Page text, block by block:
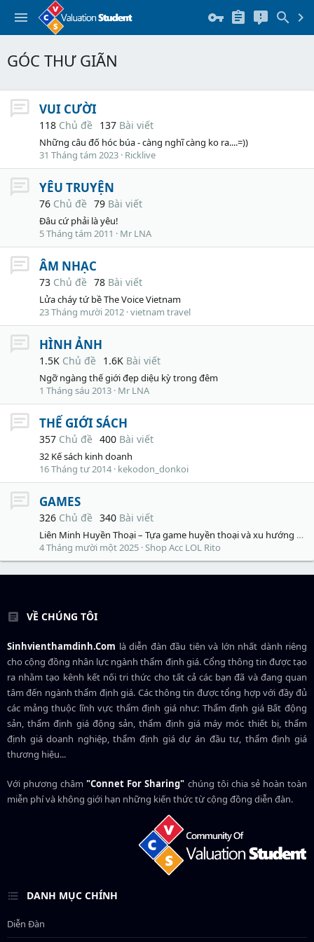
GÓC THƯ GIÃN
VUI CƯỜI
118 Chủ đề 137 Bài viết
Những câu đố hóc búa - càng nghĩ càng ko ra....=))
31 Tháng tám 2023 Ricklive
YÊU TRUYỆN
76 Chủ đề 79 Bài viết
Đâu cứ phải là yêu!
5 Tháng tám 2011
Mr LNA
ÂM NHẠC
73 Chủ đề 78 Bài viết
Lửa cháy tứ bề The Voice Vietnam
23 Tháng mười 2012 vietnam travel
HÌNH ẢNH
1.5K Chủ đề 1.6K Bài viết
Ngỡ ngàng thế giới đẹp diệu kỳ trong đêm
1 Tháng sáu 2013 Mr LNA
THẾ GIỚI SÁCH
357 Chủ đề 400 Bài viết
32 Kế sách kinh doanh
16 Tháng tư 2014 kekodon_donkoi
GAMES
326 Chủ đề 340 Bài viết
Liên Minh Huyền Thoại – Tựa game huyền thoại và xu hướng mua acc, nạp RP an toàn hiện nay
4 Tháng mười một 2025 Shop Acc LOL Rito
VỀ CHÚNG TÔI
Sinhvienthamdinh.Com là diễn đàn đầu tiên và lớn nhất dành riêng
cho cộng đồng nhân lực ngànhthẩm định giá. Cổng thông tin được tạo
ra nhằm tạo kênh kết nối tri thức cho tất cả các bạn đã và đang quan
tâm đến ngành thẩm định giá. Các thông tin được tổng hợp với đầy đủ
các mảng thuộc lĩnh vực thẩm định giá như: Thẩm định giá Bất động
sản, thẩm định giá động sản, thẩm định giá máy móc thiết bị, thẩm
định giá doanh nghiệp, thẩm định giá dự án đầu tư, thẩm định giá
thương hiệu...
Với phương châm"Connet For Sharing" chúng tôi chia sẻ hoàn toàn
miễn phí và không giới hạn những kiến thức từ cộng đồng diễn đàn.
DANH MỤC CHÍNH
Diễn Đàn